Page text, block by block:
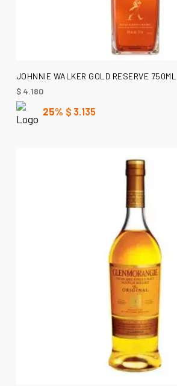
LEER MÁS
JOHNNIE WALKER GOLD RESERVE 750ML
$4.180
25% $ 3.135